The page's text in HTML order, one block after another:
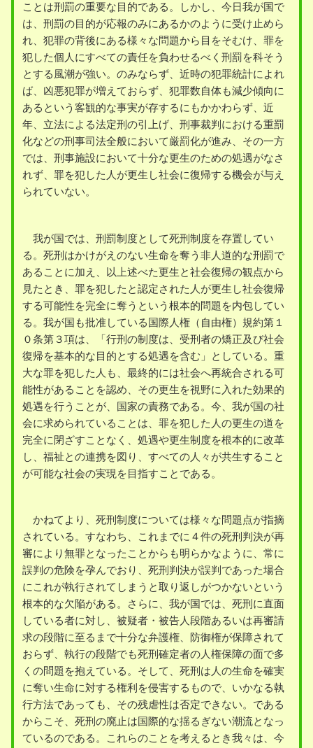
ことは刑罰の重要な目的である。しかし、今日我が国で
は、刑罰の目的が応報のみにあるかのように受け止めら
れ、犯罪の背後にある様々な問題から目をそむけ、罪を
犯した個人にすべての責任を負わせるべく刑罰を科そう
とする風潮が強い。のみならず、近時の犯罪統計によれ
ば、凶悪犯罪が増えておらず、犯罪数自体も減少傾向に
あるという客観的な事実が存するにもかかわらず、近
年、立法による法定刑の引上げ、刑事裁判における重罰
化などの刑事司法全般において厳罰化が進み、その一方
では、刑事施設において十分な更生のための処遇がなさ
れず、罪を犯した人が更生し社会に復帰する機会が与え
られていない。
我が国では、刑罰制度として死刑制度を存置してい
る。死刑はかけがえのない生命を奪う非人道的な刑罰で
あることに加え、以上述べた更生と社会復帰の観点から
見たとき、罪を犯したと認定された人が更生し社会復帰
する可能性を完全に奪うという根本的問題を内包してい
る。我が国も批准している国際人権（自由権）規約第１
０条第３項は、「行刑の制度は、受刑者の矯正及び社会
復帰を基本的な目的とする処遇を含む」としている。重
大な罪を犯した人も、最終的には社会へ再統合される可
能性があることを認め、その更生を視野に入れた効果的
処遇を行うことが、国家の責務である。今、我が国の社
会に求められていることは、罪を犯した人の更生の道を
完全に閉ざすことなく、処遇や更生制度を根本的に改革
し、福祉との連携を図り、すべての人々が共生すること
が可能な社会の実現を目指すことである。
かねてより、死刑制度については様々な問題点が指摘
されている。すなわち、これまでに４件の死刑判決が再
審により無罪となったことからも明らかなように、常に
誤判の危険を孕んでおり、死刑判決が誤判であった場合
にこれが執行されてしまうと取り返しがつかないという
根本的な欠陥がある。さらに、我が国では、死刑に直面
している者に対し、被疑者・被告人段階あるいは再審請
求の段階に至るまで十分な弁護権、防御権が保障されて
おらず、執行の段階でも死刑確定者の人権保障の面で多
くの問題を抱えている。そして、死刑は人の生命を確実
に奪い生命に対する権利を侵害するもので、いかなる執
行方法であっても、その残虐性は否定できない。である
からこそ、死刑の廃止は国際的な揺るぎない潮流となっ
ているのである。これらのことを考えるとき我々は、今